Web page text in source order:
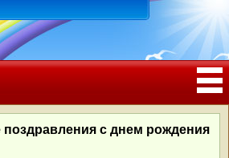
РОЖДЕНИЯ, ЮБИЛЕЕМ
с днем рождения